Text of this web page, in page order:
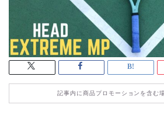
記事内に商品プロモーションを含む